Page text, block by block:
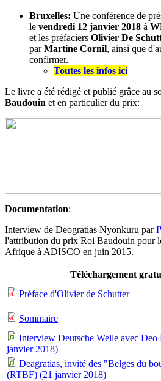
Bruxelles: Une conférence de
le vendredi 12 janvier 2018 à
et les préfaciers Olivier De
parMartine Cornil, ainsi que
confirmer.
Toutes les infos ici
Le livre a été rédigé et publié grâce au
Baudouin et en particulier du prix:
Documentation:
Interview de Deogratias Nyonkuru par
l'attribution du prix Roi Baudouin pour
Afrique à ADISCO en juin 2015.
Téléchargement
Préface d'Olivier de Schutter
Sommaire
Interview Deutsche Welle avec
janvier 2018)
Deagratias, invité des "Belges du
(RTBF) (21 janvier 2018)